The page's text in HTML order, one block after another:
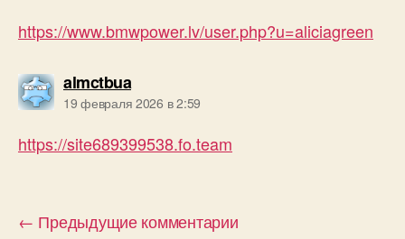
https://www.bmwpower.lv/user.php?u=aliciagreen
almctbuaпишет:
19 февраля 2026 в 2:59
https://site689399538.fo.team
← Предыдущие комментарии